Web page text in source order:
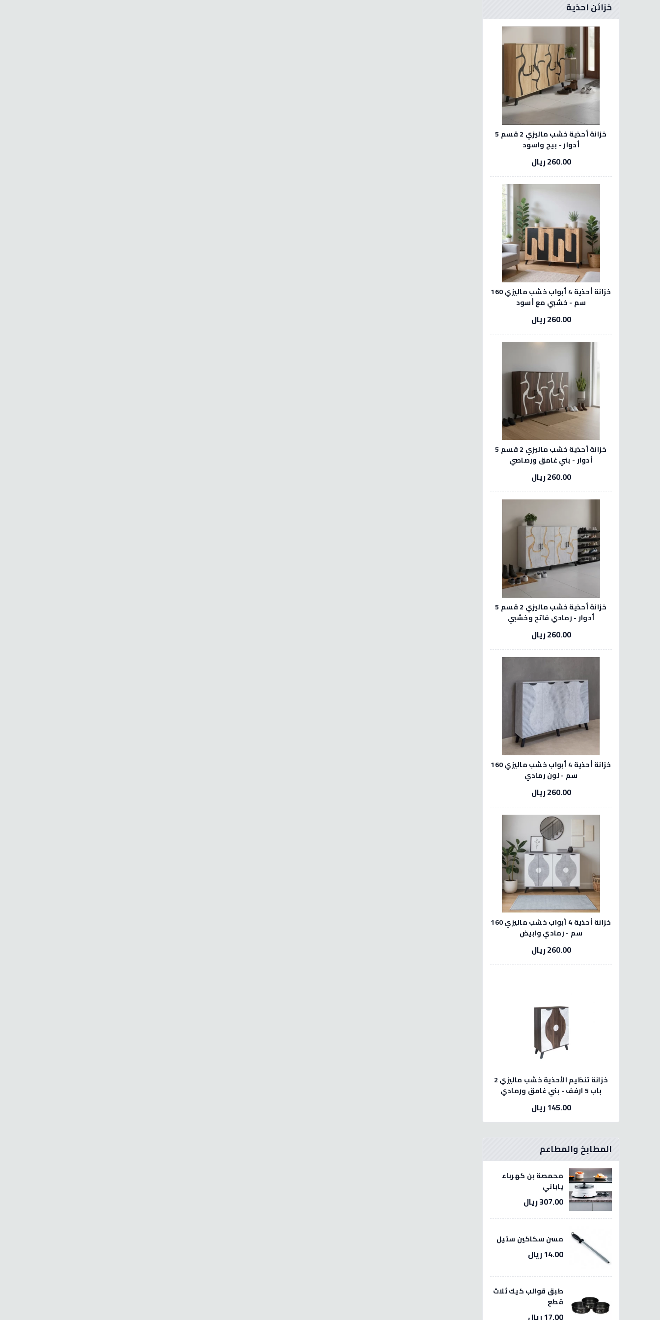
خزائن احذية
خزانة أحذية خشب ماليزي 2 قسم 5
أدوار - بيج واسود
260.00 ريال
خزانة أحذية 4 أبواب خشب ماليزي 160
سم - خشبي مع أسود
260.00 ريال
خزانة أحذية خشب ماليزي 2 قسم 5
أدوار - بني غامق ورصاصي
260.00 ريال
خزانة أحذية خشب ماليزي 2 قسم 5
أدوار - رمادي فاتح وخشبي
260.00 ريال
خزانة أحذية 4 أبواب خشب ماليزي 160
سم - لون رمادي
260.00 ريال
خزانة أحذية 4 أبواب خشب ماليزي 160
سم - رمادي وابيض
260.00 ريال
خزانة تنظيم الأحذية خشب ماليزي 2
باب 5 ارفف - بني غامق ورمادي
145.00 ريال
المطابخ والمطاعم
محمصة بن كهرباء
ياباني
307.00 ريال
مسن سكاكين ستيل
14.00 ريال
طبق قوالب كيك ثلاث
قطع